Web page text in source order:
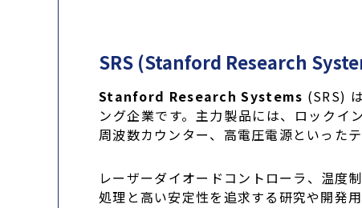
SRS (Stanford Research
Stanford Research Systems (SRS)
ング企業です。主力製品には、ロックイ
周波数カウンター、高電圧電源といった
レーザーダイオードコントローラ、温度
処理と高い安定性を追求する研究や開発